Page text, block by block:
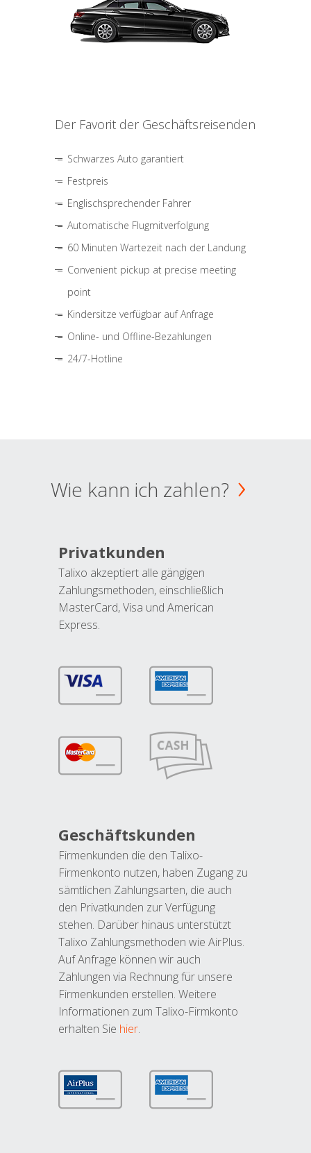
Der Favorit der Geschäftsreisenden
Schwarzes Auto garantiert
Festpreis
Englischsprechender Fahrer
Automatische Flugmitverfolgung
60 Minuten Wartezeit nach der Landung
Convenient pickup at precise meeting
point
Kindersitze verfügbar auf Anfrage
Online- und Offline-Bezahlungen
24/7-Hotline
Wie kann ich zahlen?
Privatkunden
Talixo akzeptiert alle gängigen
Zahlungsmethoden, einschließlich
MasterCard, Visa und American
Express.
Geschäftskunden
Firmenkunden die den Talixo-
Firmenkonto nutzen, haben Zugang zu
sämtlichen Zahlungsarten, die auch
den Privatkunden zur Verfügung
stehen. Darüber hinaus unterstützt
Talixo Zahlungsmethoden wie AirPlus.
Auf Anfrage können wir auch
Zahlungen via Rechnung für unsere
Firmenkunden erstellen. Weitere
Informationen zum Talixo-Firmkonto
erhalten Sie hier.